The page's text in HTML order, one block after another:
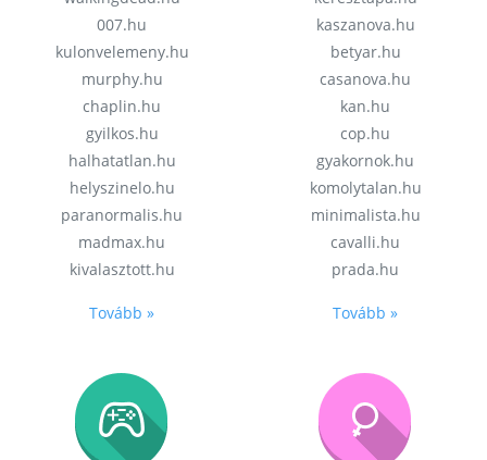
007.hu
kulonvelemeny.hu
murphy.hu
chaplin.hu
gyilkos.hu
halhatatlan.hu
helyszinelo.hu
paranormalis.hu
madmax.hu
kivalasztott.hu
Tovább »
kaszanova.hu
betyar.hu
casanova.hu
kan.hu
cop.hu
gyakornok.hu
komolytalan.hu
minimalista.hu
cavalli.hu
prada.hu
Tovább »